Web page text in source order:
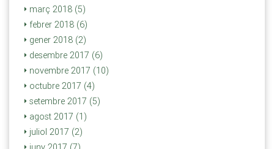
març 2018 (5)
febrer 2018 (6)
gener 2018 (2)
desembre 2017 (6)
novembre 2017 (10)
octubre 2017 (4)
setembre 2017 (5)
agost 2017 (1)
juliol 2017 (2)